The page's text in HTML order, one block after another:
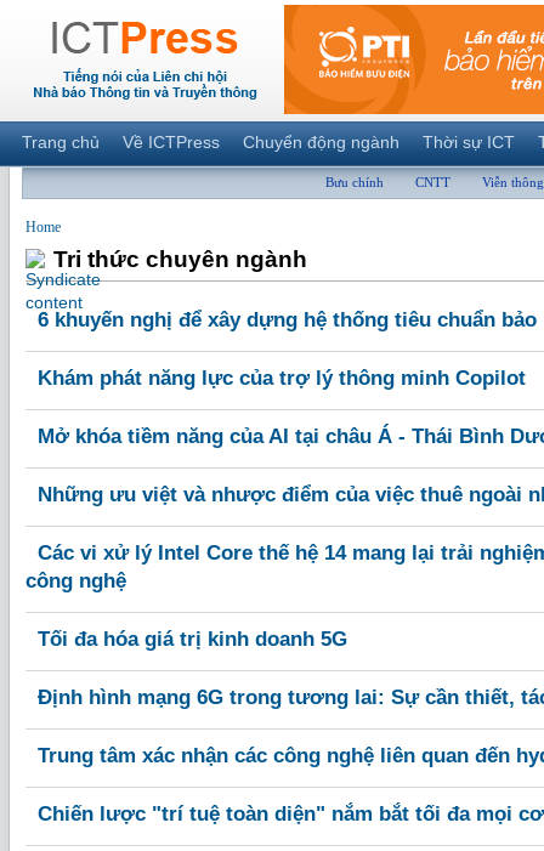
Trang chủ Về ICTPress Chuyển động ngành Thời sự ICT
Bưu chính CNTT Viễn thông
Home
Tri thức chuyên ngành
6 khuyến nghị để xây dựng hệ thống tiêu chuẩn bảo
Khám phát năng lực của trợ lý thông minh Copilot
Mở khóa tiềm năng của AI tại châu Á - Thái Bình
Những ưu việt và nhược điểm của việc thuê ngoài
Các vi xử lý Intel Core thế hệ 14 mang lại trải
công nghệ
Tối đa hóa giá trị kinh doanh 5G
Định hình mạng 6G trong tương lai: Sự cần thiết,
Trung tâm xác nhận các công nghệ liên quan đến
Chiến lược "trí tuệ toàn diện" nắm bắt tối đa mọi